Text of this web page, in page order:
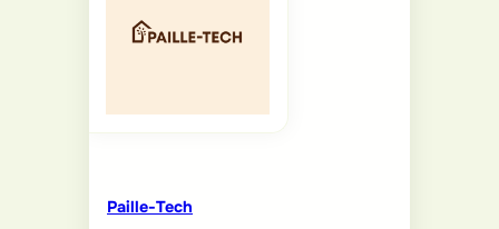
Paille-Tech